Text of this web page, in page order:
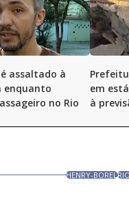
assaltado à
enquanto
no Rio
em
à
HENRY-BOREL